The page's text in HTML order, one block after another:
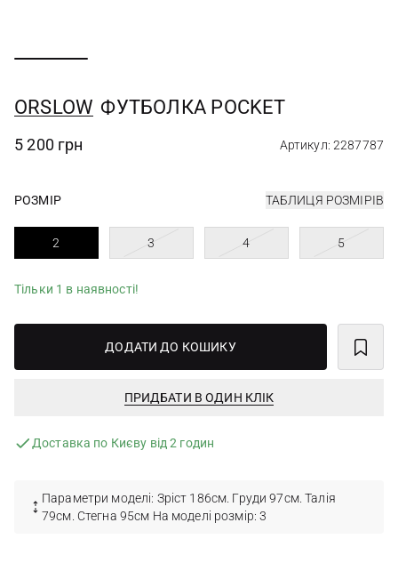
ORSLOW ФУТБОЛКА POCKET
5 200 грн Артикул: 2287787
РОЗМІР ТАБЛИЦЯ РОЗМІРІВ
2 3 4 5
Тільки 1 в наявності!
ДОДАТИ ДО КОШИКУ
ПРИДБАТИ В ОДИН КЛІК
Доставка по Києву від 2 годин
Параметри моделі: Зріст 186см. Груди 97см. Талія
79см. Стегна 95см На моделі розмір: 3